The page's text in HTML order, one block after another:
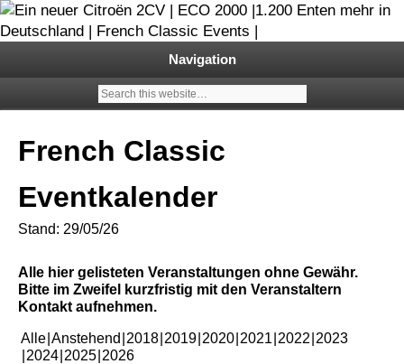
Ein neuer Citroën 2CV | ECO
2000 |1.200 Enten mehr in
Deutschland | French Classic
Events |
Garage 2CV – Automobile Klassiker
Navigation
French Classic
Eventkalender
Stand: 29/05/26
Alle hier gelisteten Veranstaltungen ohne Gewähr.
Bitte im Zweifel kurzfristig mit den Veranstaltern
Kontakt aufnehmen.
Alle Anstehend 2018 2019 2020 2021 2022 2023
2024 2025 2026